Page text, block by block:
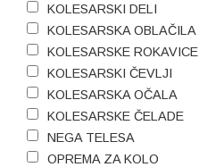
KOLESARSKI DELI
KOLESARSKA OBLAČILA
KOLESARSKE ROKAVICE
KOLESARSKI ČEVLJI
KOLESARSKA OČALA
KOLESARSKE ČELADE
NEGA TELESA
OPREMA ZA KOLO